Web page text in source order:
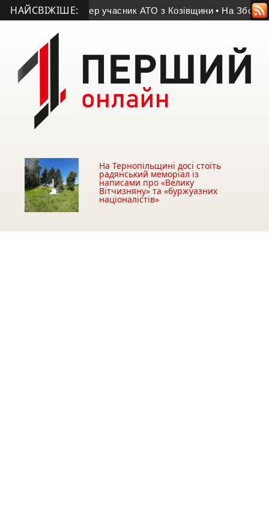
НАЙСВІЖІШЕ:
році життя помер учасник АТО з Козівщини • На
На Тернопільщині досі стоїть
радянський меморіал із
написами про «Велику
Вітчизняну» та «буржуазних
націоналістів»